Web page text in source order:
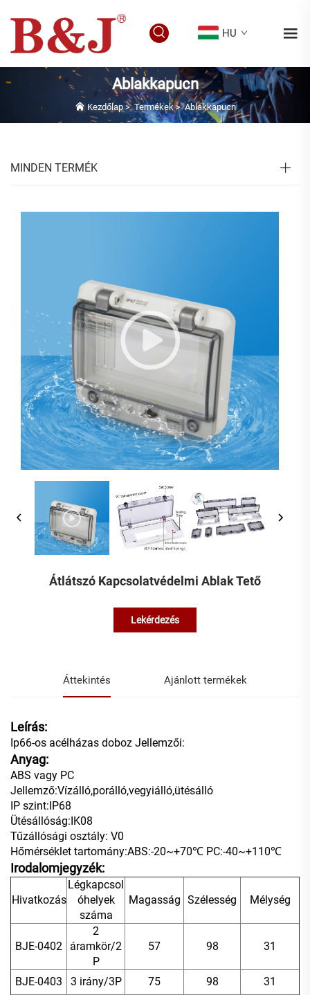
HU
Ablakkapucn
Kezdőlap>Termékek>Ablakkapucn
MINDEN TERMÉK
Átlátszó Kapcsolatvédelmi Ablak Tető
Lekérdezés
Áttekintés Ajánlott termékek
Leírás:
Ip66-os acélházas doboz Jellemzői:
Anyag:
ABS vagy PC
Jellemző:Vízálló,porálló,vegyiálló,ütésálló
IP szint:IP68
Ütésállóság:IK08
Tűzállósági osztály: V0
Hőmérséklet tartomány:ABS:-20~+70℃ PC:-40~+110℃
Irodalomjegyzék:
Hivatkozás
Légkapcsol
óhelyek
száma
Magasság Szélesség Mélység
BJE-0402
2
áramkör/2
P
57 98 31
BJE-0403 3 irány/3P 75 98
31